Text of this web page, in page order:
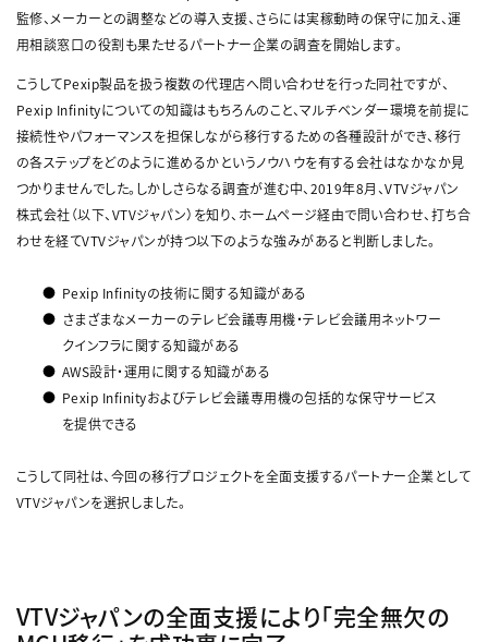
監修、メーカーとの調整などの導入支援、さらには実稼動時の保守に加え、運
用相談窓口の役割も果たせるパートナー企業の調査を開始します。
こうしてPexip製品を扱う複数の代理店へ問い合わせを行った同社ですが、
Pexip Infinityについての知識はもちろんのこと、マルチベンダー環境を前提に
接続性やパフォーマンスを担保しながら移行するための各種設計ができ、移行
の各ステップをどのように進めるかというノウハウを有する会社はなかなか見
つかりませんでした。しかしさらなる調査が進む中、2019年8月、VTVジャパン
株式会社（以下、VTVジャパン）を知り、ホームページ経由で問い合わせ、打ち合
わせを経てVTVジャパンが持つ以下のような強みがあると判断しました。
Pexip Infinityの技術に関する知識がある
さまざまなメーカーのテレビ会議専用機・テレビ会議用ネットワー
クインフラに関する知識がある
AWS設計・運用に関する知識がある
Pexip Infinityおよびテレビ会議専用機の包括的な保守サービス
を提供できる
こうして同社は、今回の移行プロジェクトを全面支援するパートナー企業として
VTVジャパンを選択しました。
VTVジャパンの全面支援により「完全無欠の